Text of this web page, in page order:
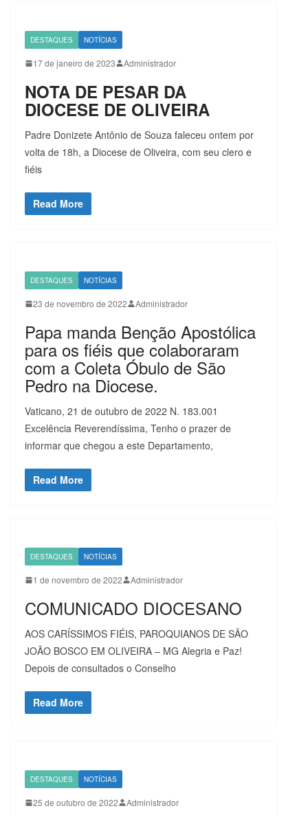
DESTAQUES NOTÍCIAS
17 de janeiro de 2023 Administrador
NOTA DE PESAR DA
DIOCESE DE OLIVEIRA
Padre Donizete Antônio de Souza faleceu ontem por
volta de 18h, a Diocese de Oliveira, com seu clero e
fiéis
Read More
DESTAQUES NOTÍCIAS
23 de novembro de 2022 Administrador
Papa manda Benção Apostólica
para os fiéis que colaboraram
com a Coleta Óbulo de São
Pedro na Diocese.
Vaticano, 21 de outubro de 2022 N. 183.001
Excelência Reverendíssima, Tenho o prazer de
informar que chegou a este Departamento,
Read More
DESTAQUES NOTÍCIAS
1 de novembro de 2022 Administrador
COMUNICADO DIOCESANO
AOS CARÍSSIMOS FIÉIS, PAROQUIANOS DE SÃO
JOÃO BOSCO EM OLIVEIRA – MG Alegria e Paz!
Depois de consultados o Conselho
Read More
DESTAQUES NOTÍCIAS
25 de outubro de 2022 Administrador